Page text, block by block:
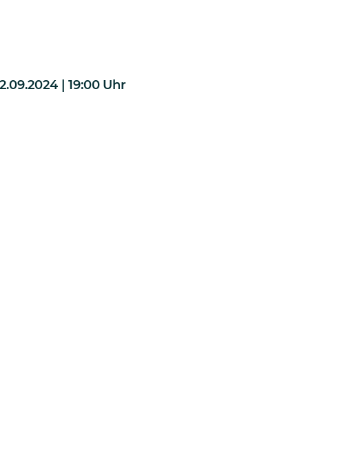
| 19:00 Uhr